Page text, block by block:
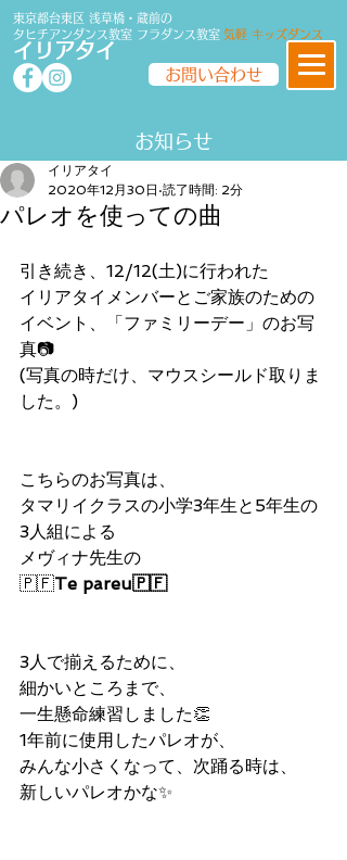
東京都台東区 浅草橋・蔵前の
タヒチアンダンス教室 フラダンス教室 気軽 キッズダンス
イリアタイ
お問い合わせ
​​お知らせ
パレオを使っての曲
イリアタイ
2020年12月30日 読了時間: 2分
引き続き、12/12(土)に行われた
イリアタイメンバーとご家族のための
イベント、「ファミリーデー」のお写
真📷
(写真の時だけ、マウスシールド取りま
した。)
こちらのお写真は、
タマリイクラスの小学3年生と5年生の
3人組による
メヴィナ先生の
🇵🇫Te pareu🇵🇫
3人で揃えるために、
細かいところまで、
一生懸命練習しました👏
1年前に使用したパレオが、
みんな小さくなって、次踊る時は、
新しいパレオかな✨